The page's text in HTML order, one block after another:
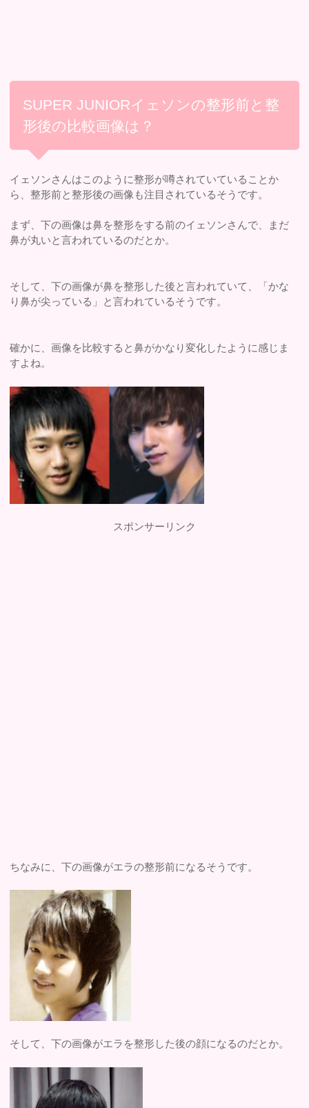
SUPER JUNIORイェソンの整形前と整
形後の比較画像は？
イェソンさんはこのように整形が噂されていていることか
ら、整形前と整形後の画像も注目されているそうです。
まず、下の画像は鼻を整形をする前のイェソンさんで、まだ
鼻が丸いと言われているのだとか。
そして、下の画像が鼻を整形した後と言われていて、「かな
り鼻が尖っている」と言われているそうです。
確かに、画像を比較すると鼻がかなり変化したように感じま
すよね。
スポンサーリンク
ちなみに、下の画像がエラの整形前になるそうです。
そして、下の画像がエラを整形した後の顔になるのだとか。